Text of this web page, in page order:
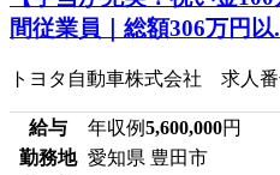
間従業員｜総額306万円以
トヨタ自動車株式会社 求人番
給与 年収例5,600,000円
勤務地 愛知県 豊田市